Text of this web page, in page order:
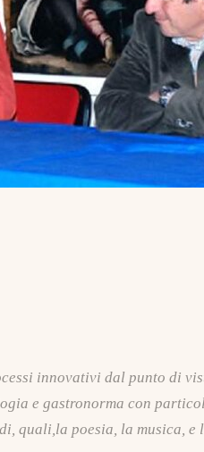
innovativi dal punto di
e gastronorma con
quali,la poesia, la musica, e